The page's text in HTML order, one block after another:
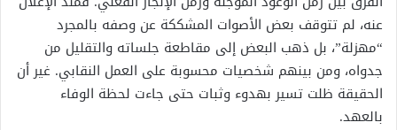
عنه، لم تتوقف بعض الأصوات المشككة عن وصفه بالمجرد
“مهزلة”، بل ذهب البعض إلى مقاطعة جلساته والتقليل من
جدواه، ومن بينهم شخصيات محسوبة على العمل النقابي. غير أن
الحقيقة ظلت تسير بهدوء وثبات حتى جاءت لحظة الوفاء
بالعهد.